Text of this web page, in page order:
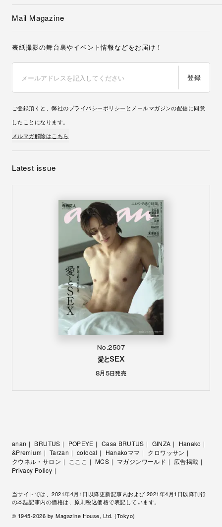
Mail Magazine
表紙撮影の舞台裏やイベント情報などをお届け！
登録
ご登録頂くと、弊社のプライバシーポリシー とメールマガジンの配信に同意
したことになります。
メルマガ解除はこちら
Latest issue
No.2507
愛とSEX
8月5日発売
anan BRUTUS POPEYE Casa BRUTUS GINZA
Hanako
&Premium
Tarzan colocal Hanakoママ
クロワッサン
クウネル・サロン
こここ MCS マガジンワールド
広告掲載
Privacy Policy
当サイトでは、2021年4月1日以降更新記事内および 2021年4月1日以降刊行
の本誌記事内の価格は、原則税込価格で表記しています。
© 1945-2026 by Magazine House, Ltd. (Tokyo)